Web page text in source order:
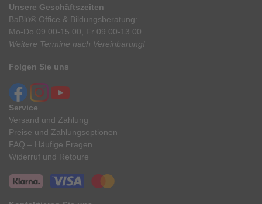
Unsere Geschäftszeiten
BaBlü® Office & Bildungsberatung:
Mo-Do 09.00-15.00, Fr 09.00-13.00
Weitere Termine nach Vereinbarung!
Folgen Sie uns
Service
Versand und Zahlung
Preise und Zahlungsoptionen
FAQ – Häufige Fragen
Widerruf und Retoure